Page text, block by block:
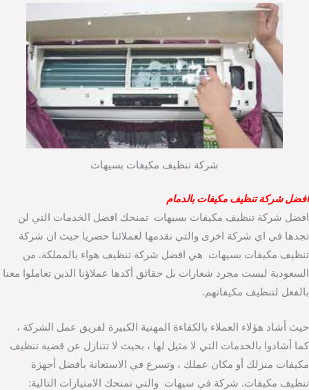
شركة تنظيف مكيفات بسيهات
افضل شركة تنظيف مكيفات بالدمام
افضل شركة تنظيف مكيفات بسيهات تمنحك افضل الخدمات التي لن
تجدها في اي شركة اخرى والتي نقدمها لعملائنا حصريا حيث ان شركة
تنظيف مكيفات بسيهات هي افضل شركة تنظيف هواء بالمملكة. من
السعودية ليست مجرد شعارات بل حقائق أكدها عملاؤنا الذين تعاملوا معنا
بالفعل لتنظيف مكيفاتهم.
حيث أشاد هؤلاء العملاء بالكفاءة المهنية الكبيرة لفريق عمل الشركة ،
كما أشادوا بالخدمات التي لا مثيل لها ، بحيث لا تتنازل عن قضية تنظيف
مكيفات منزلك أو مكان عملك ، وتسرع في الاستعانة بأفضل أجهزة
تنظيف مكيفات. شركة في سيهات والتي تمنحك الامتيازات التالية: